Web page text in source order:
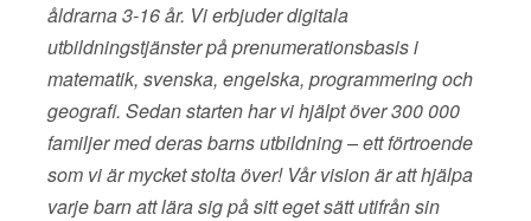
åldrarna 3-16 år. Vi erbjuder digitala
utbildningstjänster på prenumerationsbasis i
matematik, svenska, engelska, programmering och
geografi. Sedan starten har vi hjälpt över 300 000
familjer med deras barns utbildning – ett förtroende
som vi är mycket stolta över! Vår vision är att hjälpa
varje barn att lära sig på sitt eget sätt utifrån sin